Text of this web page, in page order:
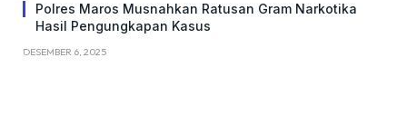
Polres Maros Musnahkan Ratusan Gram Narkotika
Hasil Pengungkapan Kasus
DESEMBER 6, 2025